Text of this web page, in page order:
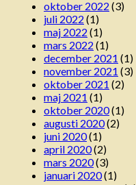
oktober 2022 (3)
juli 2022 (1)
maj 2022 (1)
mars 2022 (1)
december 2021 (1)
november 2021 (3)
oktober 2021 (2)
maj 2021 (1)
oktober 2020(1)
augusti 2020(2)
juni 2020(1)
april 2020(2)
mars 2020(3)
januari 2020(1)